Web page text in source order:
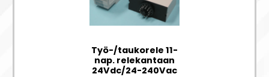
Työ-/taukorele 11-
nap. relekantaan
24Vdc/24-240Vac